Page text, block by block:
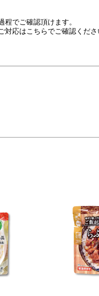
ご確認頂けます。
応はこちらでご確認くださ